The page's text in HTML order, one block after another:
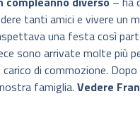
tanti amici e vivere un
una festa così
sono arrivate molte più
di commozione.
famiglia. Vedere